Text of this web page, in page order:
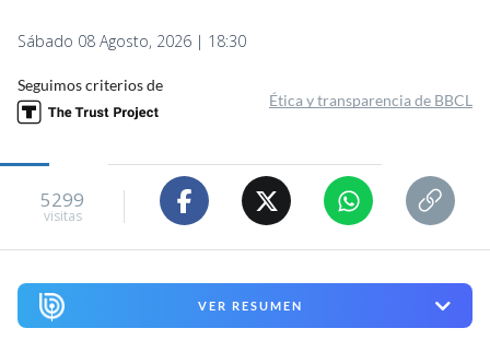
Sábado 08 Agosto, 2026 | 18:30
Seguimos criterios de
Ética y transparencia de BBCL
5299
visitas
VER RESUMEN